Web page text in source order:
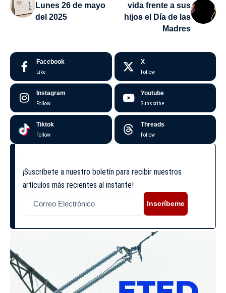
Lunes 26 de mayo
del 2025
vida frente a sus
hijos el Día de las
Madres
Facebook
Like
X
Follow
Instagram
Follow
Youtube
Subscribe
Tiktok
Follow
Threads
Follow
¡Suscríbete a nuestro boletín para recibir nuestros
artículos más recientes al instante!
Inscríbeme